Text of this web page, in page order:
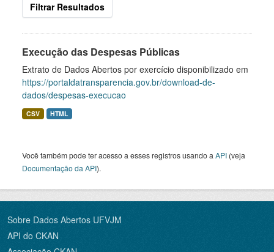
Filtrar Resultados
Execução das Despesas Públicas
Extrato de Dados Abertos por exercício disponibilizado em
https://portaldatransparencia.gov.br/download-de-
dados/despesas-execucao
CSV HTML
Você também pode ter acesso a esses registros usando a API (veja
Documentação da API).
Sobre Dados Abertos UFVJM
API do CKAN